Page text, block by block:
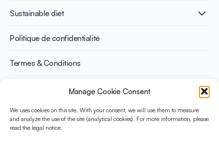
Manage Cookie Consent
We uses cookies on this site. With your consent, we will use them to measure
and analyze the use of the site (analytical cookies). For more information, please
read the legal notice.
Gestion du poids
Recettes
Adulte
Sportif
Sustainable diet
Benefits for planet health
Benefits for human health
Politique de confidentialité
Termes & Conditions
YINI (The Yogurt in Nutrition Initiative) est financée par le
Danone Institute International. Elle vise à évaluer et partager les
preuves actuelles sur la place du yaourt dans les régimes